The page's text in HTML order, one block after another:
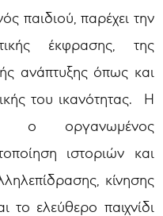
παιδιού, παρέχει την
έκφρασης, της
ανάπτυξης όπως και
του ικανότητας. Η
ο οργανωμένος
ιστοριών και
κίνησης
το ελεύθερο παιχνίδι